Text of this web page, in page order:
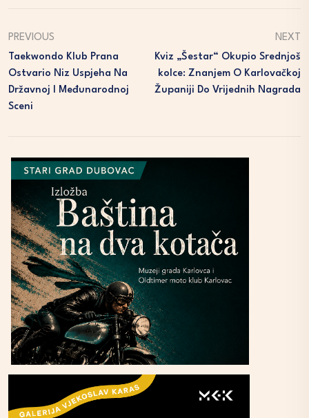
PREVIOUS
Taekwondo Klub Prana
Ostvario Niz Uspjeha Na
Državnoj I Međunarodnoj
Sceni
NEXT
Kviz „Šestar“ Okupio Srednjoš
Kolce: Znanjem O Karlovačkoj
Županiji Do Vrijednih Nagrada